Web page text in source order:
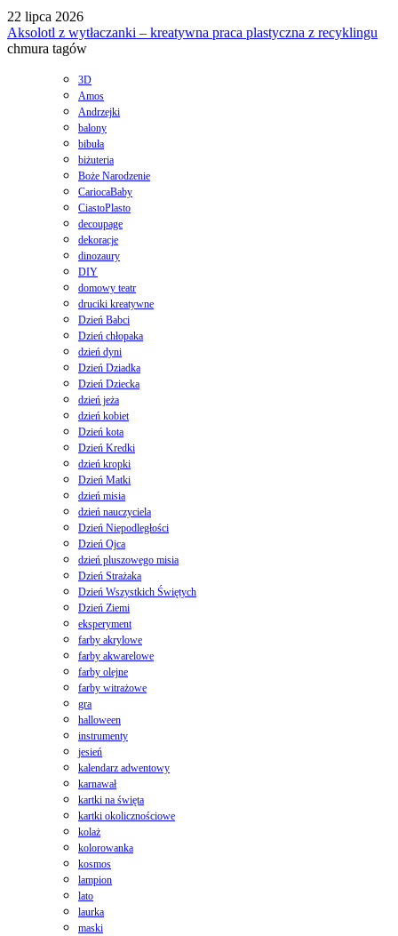
22 lipca 2026
Aksolotl z wytłaczanki – kreatywna praca plastyczna z recyklingu
chmura tagów
3D
Amos
Andrzejki
balony
bibuła
biżuteria
Boże Narodzenie
CariocaBaby
CiastoPlasto
decoupage
dekoracje
dinozaury
DIY
domowy teatr
druciki kreatywne
Dzień Babci
Dzień chłopaka
dzień dyni
Dzień Dziadka
Dzień Dziecka
dzień jeża
dzień kobiet
Dzień kota
Dzień Kredki
dzień kropki
Dzień Matki
dzień misia
dzień nauczyciela
Dzień Niepodległości
Dzień Ojca
dzień pluszowego misia
Dzień Strażaka
Dzień Wszystkich Świętych
Dzień Ziemi
eksperyment
farby akrylowe
farby akwarelowe
farby olejne
farby witrażowe
gra
halloween
instrumenty
jesień
kalendarz adwentowy
karnawał
kartki na święta
kartki okolicznościowe
kolaż
kolorowanka
kosmos
lampion
lato
laurka
maski